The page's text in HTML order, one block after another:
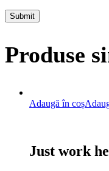
Submit
Produse
Adaugă în coș
Just work